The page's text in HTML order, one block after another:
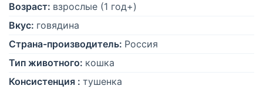
Возраст: взрослые (1 год+)
Вкус: говядина
Страна-производитель: Россия
Тип животного: кошка
Консистенция : тушенка